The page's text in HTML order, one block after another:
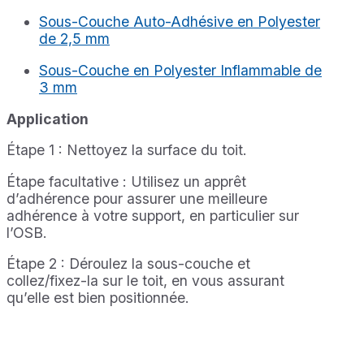
Sous-Couche Auto-Adhésive en Polyester
de 2,5 mm
Sous-Couche en Polyester Inflammable de
3 mm
Application
Étape 1 : Nettoyez la surface du toit.
Étape facultative : Utilisez un apprêt
d’adhérence pour assurer une meilleure
adhérence à votre support, en particulier sur
l’OSB.
Étape 2 : Déroulez la sous-couche et
collez/fixez-la sur le toit, en vous assurant
qu’elle est bien positionnée.